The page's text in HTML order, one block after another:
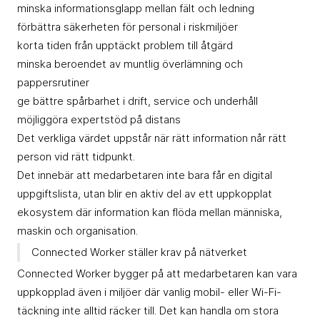
Direktrapportering av
avvikelser
Via formulär på
smartphone eller
Statusrapportering
Via komradio eller app
på
Säkerhetsvarningar
Via sensorer,
positionering eller
minska informationsglapp mellan fält och ledning
förbättra säkerheten för personal i riskmiljöer
korta tiden från upptäckt problem till åtgärd
minska beroendet av muntlig överlämning och
pappersrutiner
ge bättre spårbarhet i drift, service och underhåll
möjliggöra expertstöd på distans
Det verkliga värdet uppstår när rätt information når rätt
person vid rätt tidpunkt.
Det innebär att medarbetaren inte bara får en digital
uppgiftslista, utan blir en aktiv del av ett uppkopplat
ekosystem där information kan flöda mellan människa,
maskin och organisation.
Connected Worker ställer krav på nätverket
Connected Worker bygger på att medarbetaren kan vara
uppkopplad även i miljöer där vanlig mobil- eller Wi-Fi-
täckning inte alltid räcker till. Det kan handla om stora